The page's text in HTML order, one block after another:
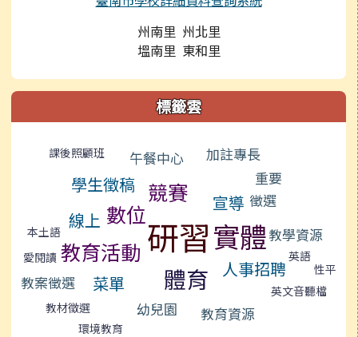
州南里 州北里
塭南里 東和里
標籤雲
標籤雲導覽
課後照顧班 午餐中心 加註專長
學生徵稿 競賽
重要
本土語 線上 數位 宣導 徵選
研習實體
教育活動
教學資源
愛閱讀
教案徵選 菜單 體育 人事招聘
英語
性平
教材徵選 幼兒園
英文音聽檔
教育資源
環境教育